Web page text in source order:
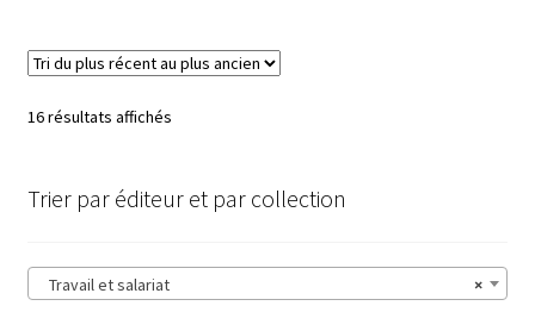
16 résultats affichésTrié
récent
ancien
Trier par éditeur et par collection
×
Travail et salariat